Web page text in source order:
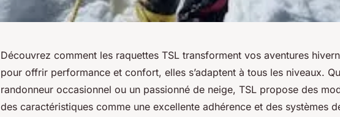
Découvrez comment les raquettes TSL transforment vos aventures
pour offrir performance et confort, elles s’adaptent à tous les niveaux.
randonneur occasionnel ou un passionné de neige, TSL propose des
des caractéristiques comme une excellente adhérence et des systèmes